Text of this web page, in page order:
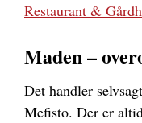
Restaurant &
Maden –
Det handler
Mefisto. Der er